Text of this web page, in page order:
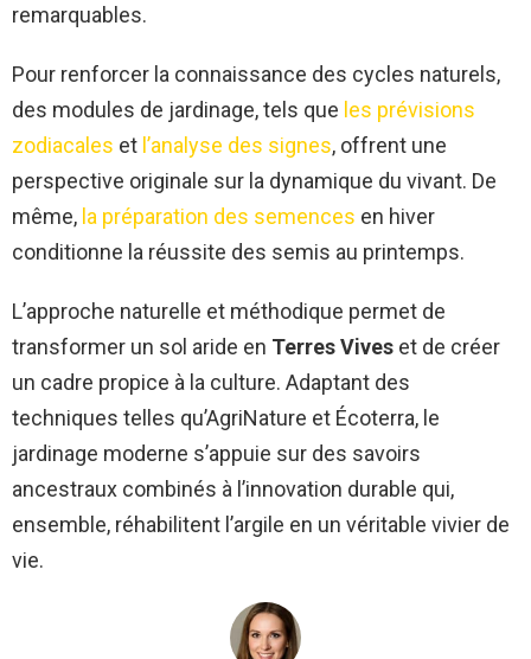
remarquables.
Pour renforcer la connaissance des cycles naturels,
des modules de jardinage, tels que les prévisions
zodiacales et l’analyse des signes, offrent une
perspective originale sur la dynamique du vivant. De
même, la préparation des semences en hiver
conditionne la réussite des semis au printemps.
L’approche naturelle et méthodique permet de
transformer un sol aride en Terres Vives et de créer
un cadre propice à la culture. Adaptant des
techniques telles qu’AgriNature et Écoterra, le
jardinage moderne s’appuie sur des savoirs
ancestraux combinés à l’innovation durable qui,
ensemble, réhabilitent l’argile en un véritable vivier de
vie.